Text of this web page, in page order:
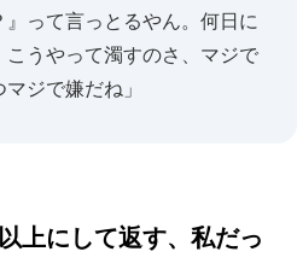
って言っとるやん。何日に
うやって濁すのさ、マジで
ジで嫌だね」
上にして返す、私だっ